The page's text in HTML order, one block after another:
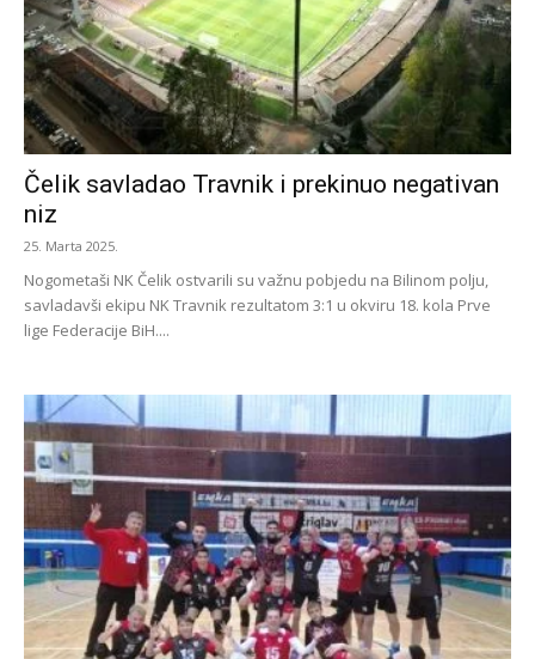
Čelik savladao Travnik i prekinuo negativan
niz
25. Marta 2025.
Nogometaši NK Čelik ostvarili su važnu pobjedu na Bilinom polju,
savladavši ekipu NK Travnik rezultatom 3:1 u okviru 18. kola Prve
lige Federacije BiH....